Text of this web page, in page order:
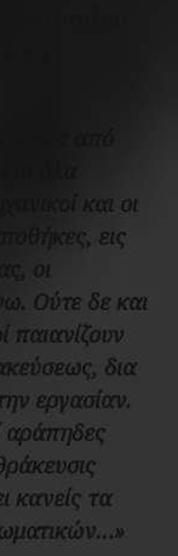
και οι
εις
Ούτε δε και
παιανίζουν
δια
εργασίαν.
αράπηδες
κανείς τα